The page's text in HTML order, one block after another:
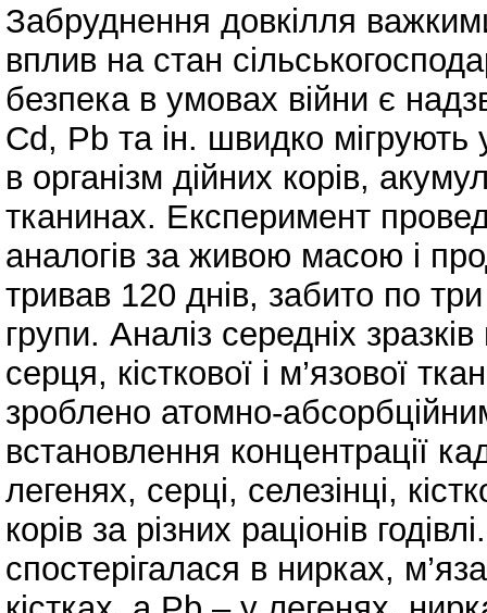
Забруднення довкілля
вплив на стан
безпека в умовах війни є
Cd, Pb та ін. швидко
в організм дійних корів,
тканинах. Експеримент
аналогів за живою масою і
тривав 120 днів, забито по
групи. Аналіз середніх
серця, кісткової і м’язової
зроблено атомно-
встановлення концентрації
легенях, серці, селезінці,
корів за різних раціонів
спостерігалася в нирках,